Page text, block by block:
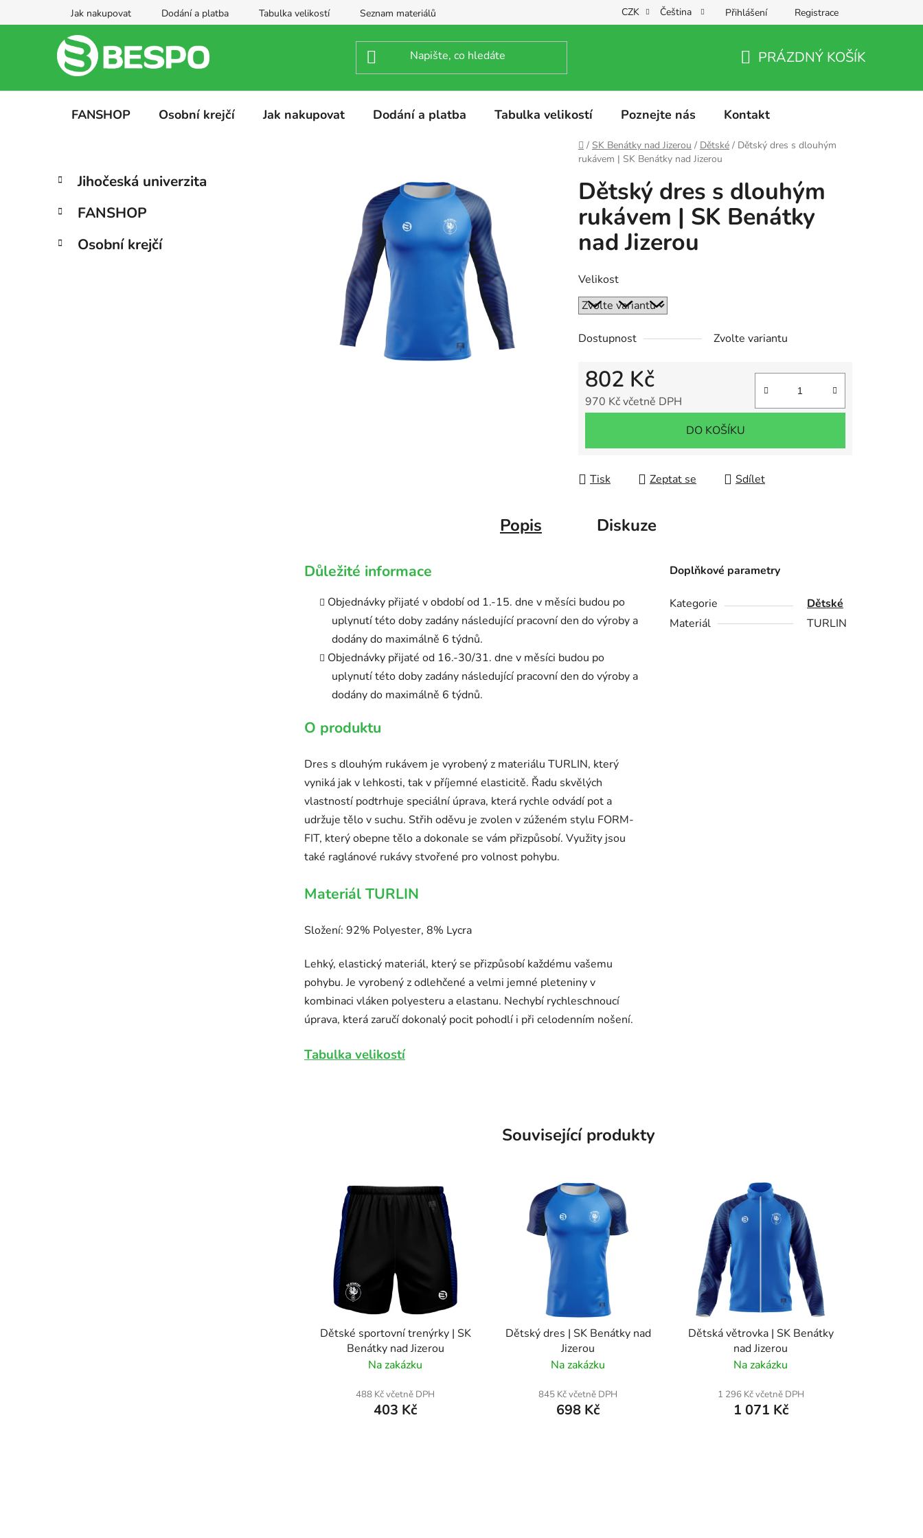
na
Jak nakupovat Dodání a platba Tabulka velikostí Seznam materiálů CZK Čeština Přihlášení Registrace
KOŠÍK
PRÁZDNÝ KOŠÍK
FANSHOP Osobní krejčí Jak nakupovat Dodání a platba Tabulka velikostí Poznejte nás Kontakt
Domů
/ SK Benátky nad Jizerou / Dětské / Dětský dres s dlouhým
rukávem | SK Benátky nad Jizerou
P
s
r
Přeskočit
kategorie
K
a
e
o
Jihočeská univerzita
FANSHOP
Osobní krejčí
Dětský dres s dlouhým
rukávem | SK Benátky
nad Jizerou
Velikost
Dostupnost Zvolte variantu
802 Kč
970 Kč včetně DPH
DO KOŠÍKU
Tisk Zeptat se Sdílet
Popis Diskuze
Důležité informace
Objednávky přijaté v období od 1.-15. dne v měsíci budou po
uplynutí této doby zadány následující pracovní den do výroby a
dodány do maximálně 6 týdnů.
Objednávky přijaté od 16.-30/31. dne v měsíci budou po
uplynutí této doby zadány následující pracovní den do výroby a
dodány do maximálně 6 týdnů.
O produktu
Dres s dlouhým rukávem je vyrobený z materiálu TURLIN, který
vyniká jak v lehkosti, tak v příjemné elasticitě. Řadu skvělých
vlastností podtrhuje speciální úprava, která rychle odvádí pot a
udržuje tělo v suchu. Střih oděvu je zvolen v zúženém stylu FORM-
FIT, který obepne tělo a dokonale se vám přizpůsobí. Využity jsou
také raglánové rukávy stvořené pro volnost pohybu.
Materiál TURLIN
Složení: 92% Polyester, 8% Lycra
Lehký, elastický materiál, který se přizpůsobí každému vašemu
pohybu. Je vyrobený z odlehčené a velmi jemné pleteniny v
kombinaci vláken polyesteru a elastanu. Nechybí rychleschnoucí
úprava, která zaručí dokonalý pocit pohodlí i při celodenním nošení.
Tabulka velikostí
Doplňkové parametry
Kategorie
Dětské
Materiál
TURLIN
Související produkty
Dětské sportovní trenýrky | SK
Benátky nad Jizerou
Na zakázku
488 Kč včetně DPH
403 Kč
Dětský dres | SK Benátky nad
Jizerou
Na zakázku
845 Kč včetně DPH
698 Kč
Dětská větrovka | SK Benátky
nad Jizerou
Na zakázku
1 296 Kč včetně DPH
1 071 Kč